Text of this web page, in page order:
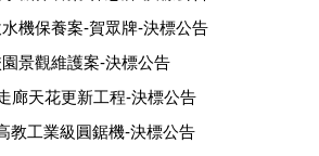
機保養案-賀眾牌-決標公告
景觀維護案-決標公告
廊天花更新工程-決標公告
教工業級圓鋸機-決標公告